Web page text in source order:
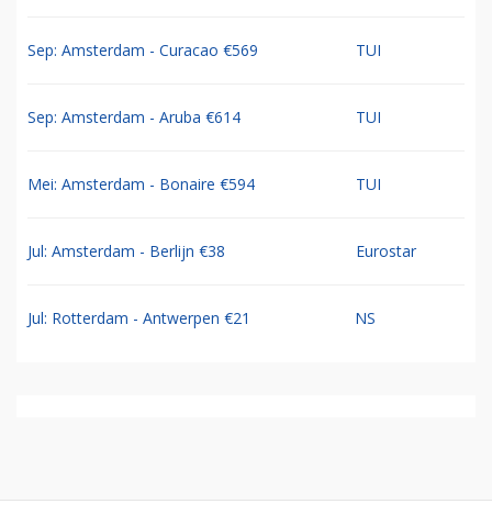
Sep: Amsterdam - Curacao €569 TUI
Sep: Amsterdam - Aruba €614 TUI
Mei: Amsterdam - Bonaire €594 TUI
Jul: Amsterdam - Berlijn €38 Eurostar
Jul: Rotterdam - Antwerpen €21 NS